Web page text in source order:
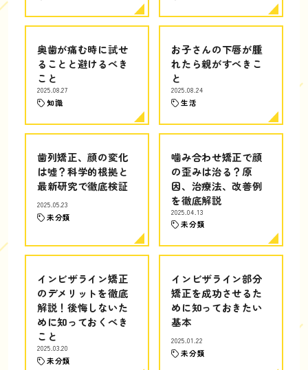
奥歯が痛む時に試せ
ることと避けるべき
こと
2025.08.27
知識
お子さんの下唇が腫
れたら親がすべきこ
と
2025.08.24
生活
歯列矯正、顔の変化
は嘘？科学的根拠と
最新研究で徹底検証
2025.05.23
未分類
噛み合わせ矯正で顔
の歪みは治る？原
因、治療法、改善例
を徹底解説
2025.04.13
未分類
インビザライン矯正
のデメリットを徹底
解説！後悔しないた
めに知っておくべき
こと
2025.03.20
未分類
インビザライン部分
矯正を成功させるた
めに知っておきたい
基本
2025.01.22
未分類